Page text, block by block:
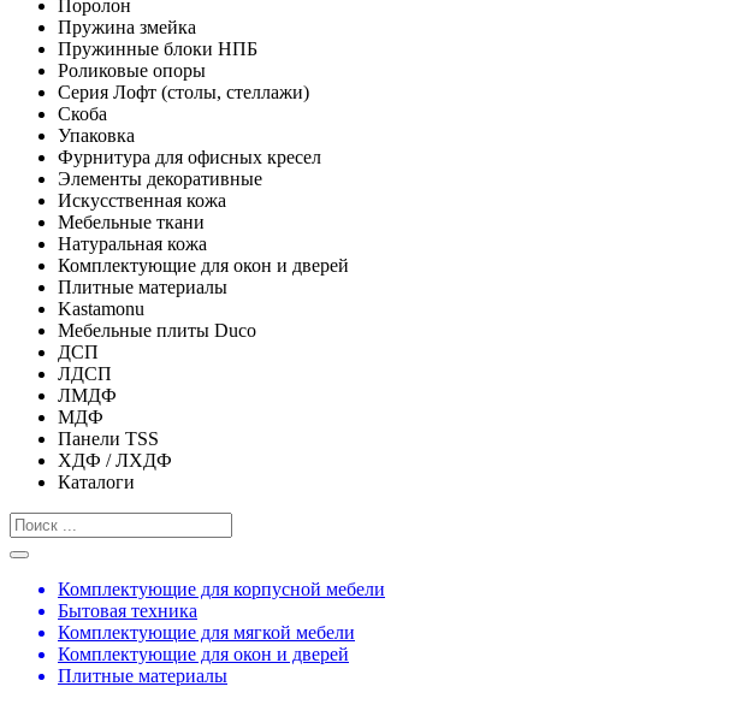
Поролон
Пружина змейка
Пружинные блоки НПБ
Роликовые опоры
Серия Лофт (столы, стеллажи)
Скоба
Упаковка
Фурнитура для офисных кресел
Элементы декоративные
Искусственная кожа
Мебельные ткани
Натуральная кожа
Комплектующие для окон и дверей
Плитные материалы
Kastamonu
Мебельные плиты Duco
ДСП
ЛДСП
ЛМДФ
МДФ
Панели TSS
ХДФ / ЛХДФ
Каталоги
Комплектующие для корпусной мебели
Бытовая техника
Комплектующие для мягкой мебели
Комплектующие для окон и дверей
Плитные материалы